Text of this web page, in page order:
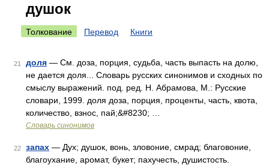
душок
Толкование Перевод Книги
21 доля — См. доза, порция, судьба, часть выпасть на долю,
не дается доля... Словарь русских синонимов и сходных по
смыслу выражений. под. ред. Н. Абрамова, М.: Русские
словари, 1999. доля доза, порция, проценты, часть, квота,
количество, взнос, пай;&#8230; …
Словарь синонимов
22 запах — Дух; душок, вонь, зловоние, смрад; благовоние,
благоухание, аромат, букет; пахучесть, душистость.